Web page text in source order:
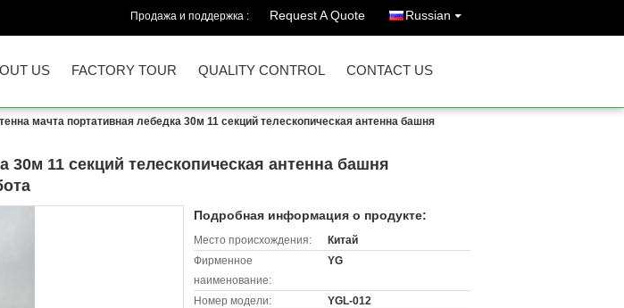
Продажа и поддержка : Request A Quote Russian
US FACTORY TOUR QUALITY CONTROL CONTACT US
мачта портативная лебедка 30м 11 секций телескопическая антенна башня
30м 11 секций телескопическая антенна башня
Подробная информация о продукте:
Место происхождения:
Китай
Фирменное
наименование:
YG
Номер модели: YGL-012